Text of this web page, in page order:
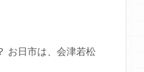
お日市は、会津若松